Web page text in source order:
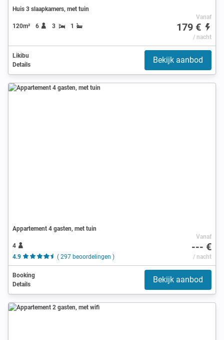
Huis 3 slaapkamers, met tuin
120m² 6 3 1
Vanaf
179 €
/ nacht
Likibu
Details
Bekijk aanbod
Appartement 4 gasten, met tuin
4
4.9
( 297 beoordelingen )
Vanaf
--- €
/ nacht
Booking
Details
Bekijk aanbod